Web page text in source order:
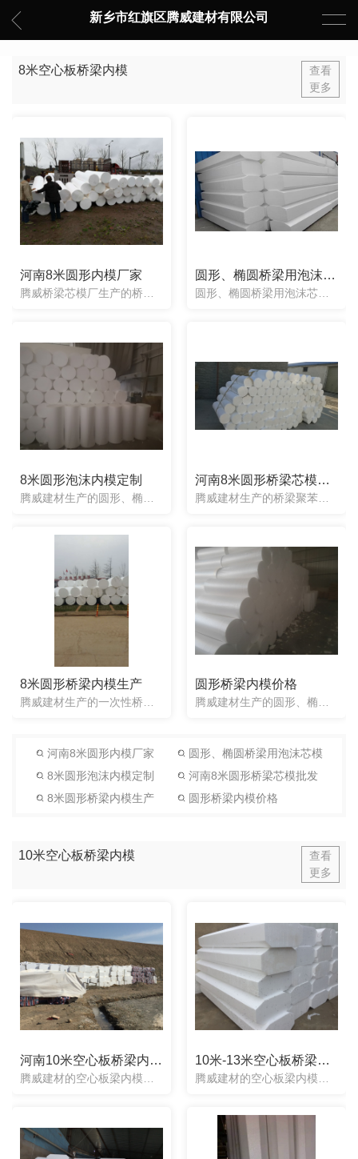
新乡市红旗区腾威建材有限公司
8米空心板桥梁内模
查看
更多
河南8米圆形内模厂家 圆形、椭圆桥梁用泡沫芯模
8米圆形泡沫内模定制 河南8米圆形桥梁芯模批发
8米圆形桥梁内模生产
腾威建材生产的一次性桥梁内模整体为实心，不会出现内模变形上浮的情况，使用起来也是简单方便，任何工人都可以操作，只需要放入即可，也不用取出。很适合赶工期的制梁厂，因为产品可以多片梁同时预制，并且两边的梁...
圆形桥梁内模价格
腾威建材生产的圆形、椭圆形内模，使用起来操作简单。一次性泡沫内模只需要从钢筋笼上方直接放入即可，紧接着绑上面钢筋、压杠。节省了使用气囊内模涂抹脱模剂、 充气、监测气压、 拆模、内模清理、检查漏气等繁琐...
河南8米圆形内模厂家
圆形、椭圆桥梁用泡沫芯模
8米圆形泡沫内模定制
河南8米圆形桥梁芯模批发
8米圆形桥梁内模生产
圆形桥梁内模价格
10米空心板桥梁内模
查看
更多
河南10米空心板桥梁内模批发 10米-13米空心板桥梁内模